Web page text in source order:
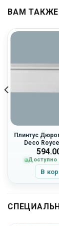
ВАМ
Плинтус
Deco
Доступно
В